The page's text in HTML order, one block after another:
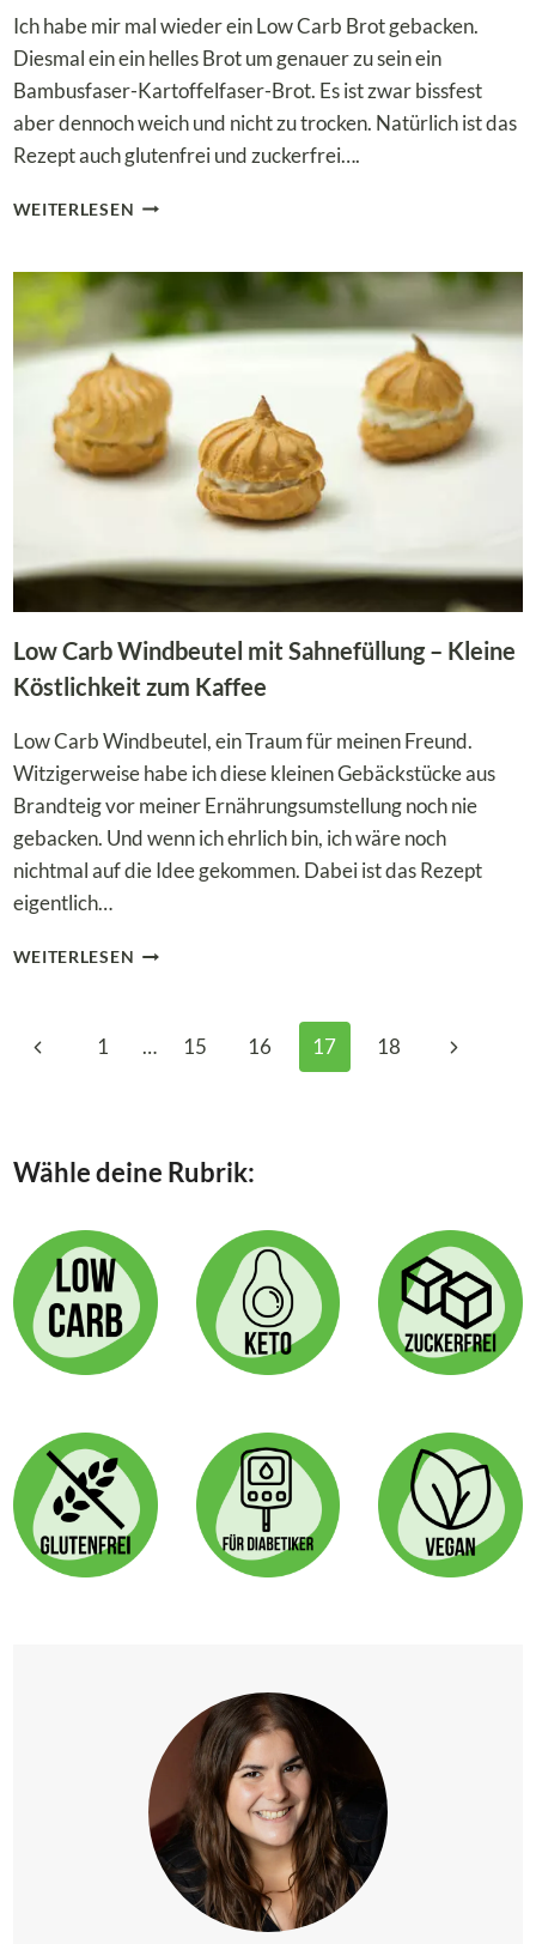
Ich habe mir mal wieder ein Low Carb Brot gebacken.
Diesmal ein ein helles Brot um genauer zu sein ein
Bambusfaser-Kartoffelfaser-Brot. Es ist zwar bissfest
aber dennoch weich und nicht zu trocken. Natürlich ist das
Rezept auch glutenfrei und zuckerfrei….
WEITERLESEN LOW
KETO
BAMBUSFASER-
KARTOFFELFASER-
BROT
–
DER
GEHEIMTIPP
FÜR
DEINE
ERNÄHRUNG
Low Carb Windbeutel mit Sahnefüllung – Kleine
Köstlichkeit zum Kaffee
Low Carb Windbeutel, ein Traum für meinen Freund.
Witzigerweise habe ich diese kleinen Gebäckstücke aus
Brandteig vor meiner Ernährungsumstellung noch nie
gebacken. Und wenn ich ehrlich bin, ich wäre noch
nichtmal auf die Idee gekommen. Dabei ist das Rezept
eigentlich…
WEITERLESEN LOW
SAHNEFÜLLUNG
KAFFEE
Seitennavigation
Vorherige
1 … 15 16 17 18
Nächste
Wähle deine Rubrik: